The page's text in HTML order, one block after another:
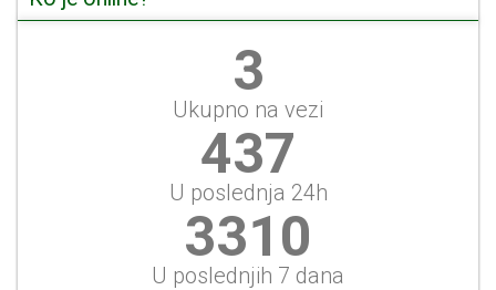
3
Ukupno na vezi
470
U poslednja 24h
3564
U poslednjih 7 dana